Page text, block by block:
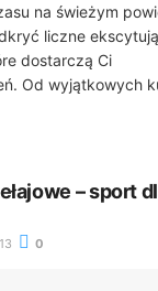
na świeżym
liczne
dostarczą Ci
Od wyjątkowych
– sport
0